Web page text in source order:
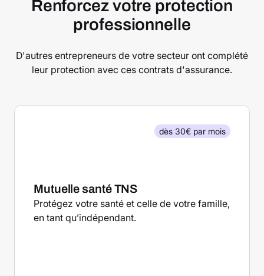
Renforcez votre protection
professionnelle
D'autres entrepreneurs de votre secteur ont complété
leur protection avec ces contrats d'assurance.
Mutuelle santé TNS
Protégez votre santé et celle de votre famille,
en tant qu’indépendant.
dès 30€ par mois